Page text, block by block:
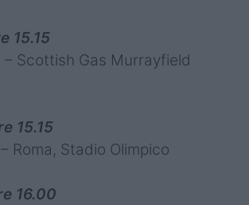
15.15
– Scottish Gas Murrayfield
15.15
Roma, Stadio Olimpico
16.00